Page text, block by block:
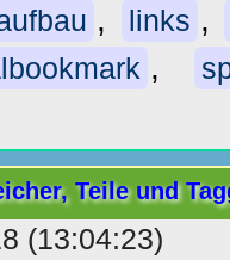
, links ,
,
Teile und
(13:04:23)